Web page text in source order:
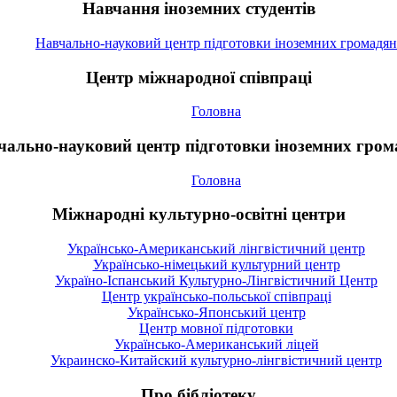
Навчання іноземних студентів
Навчально-науковий центр підготовки іноземних громадян
Центр міжнародної співпраці
Головна
науковий центр підготовки іноземних
Головна
Міжнародні культурно-освітні центри
Українсько-Американський лінгвістичний центр
Українсько-німецький культурний центр
Україно-Іспанський Культурно-Лінгвістичний Центр
Центр українсько-польської співпраці
Українсько-Японський центр
Центр мовної підготовки
Українсько-Американський ліцей
Украинско-Китайский культурно-лінгвістичний центр